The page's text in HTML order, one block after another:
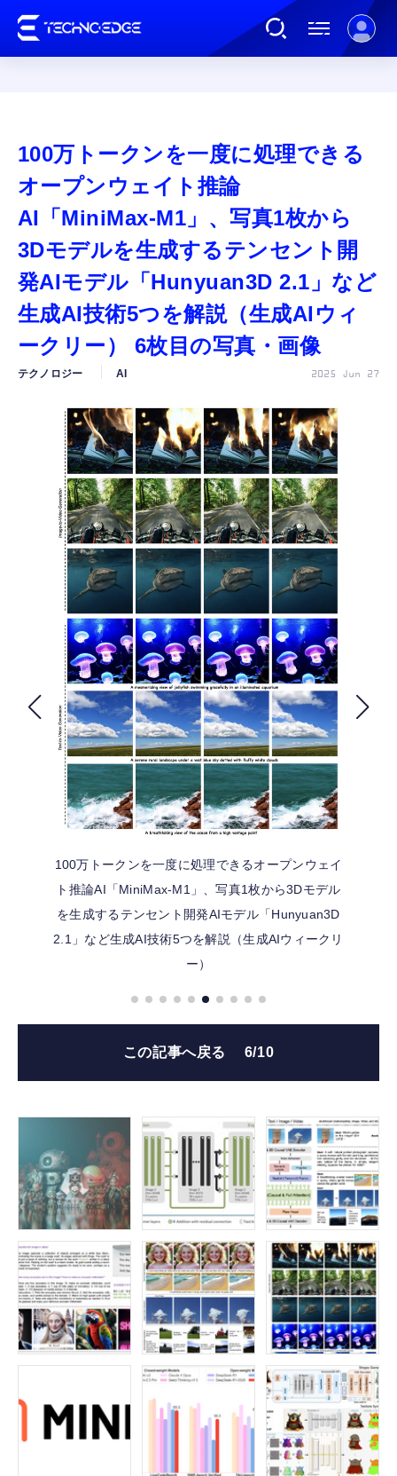
AI
ガジェット
ゲーム
カルチャー
FOLLOW US
100万トークンを一度に処理できる
オープンウェイト推論
AI「MiniMax-M1」、写真1枚から
3Dモデルを生成するテンセント開
発AIモデル「Hunyuan3D 2.1」など
生成AI技術5つを解説（生成AIウィ
ークリー） 6枚目の写真・画像
テクノロジー AI 2025 Jun 27
100万トークンを一度に処理できるオープンウェイ
ト推論AI「MiniMax-M1」、写真1枚から3Dモデル
を生成するテンセント開発AIモデル「Hunyuan3D
2.1」など生成AI技術5つを解説（生成AIウィークリ
ー）
この記事へ戻る 6/10